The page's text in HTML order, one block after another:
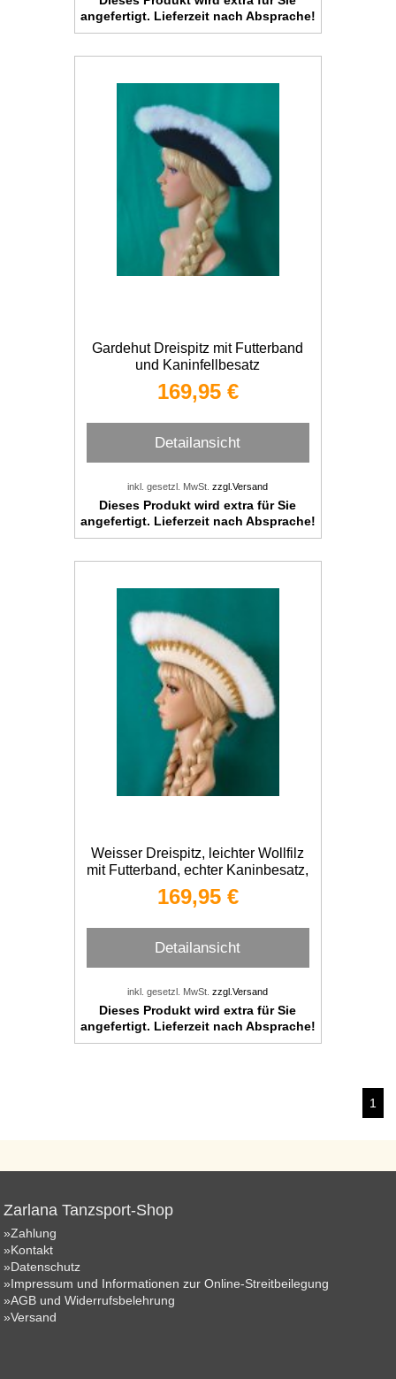
angefertigt. Lieferzeit nach Absprache!
Gardehut Dreispitz mit Futterband
und Kaninfellbesatz
169,95 €
Detailansicht
inkl. gesetzl. MwSt.zzgl.Versand
Dieses Produkt wird extra für Sie
angefertigt. Lieferzeit nach Absprache!
Weisser Dreispitz, leichter Wollfilz
mit Futterband, echter Kaninbesatz,
Borte nach Wahl
169,95 €
Detailansicht
inkl. gesetzl. MwSt.zzgl.Versand
Dieses Produkt wird extra für Sie
angefertigt. Lieferzeit nach Absprache!
1
Zarlana Tanzsport-Shop
»Zahlung
»Kontakt
»Datenschutz
»Impressum und Informationen zur Online-Streitbeilegung
»AGB und Widerrufsbelehrung
»Versand